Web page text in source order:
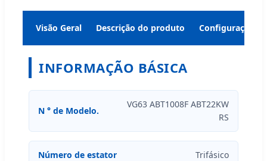
Visão Geral Descrição do produto Configurações
INFORMAÇÃO BÁSICA
N ° de Modelo.
VG63 ABT1008F ABT22KW
RS
Número de estator Trifásico